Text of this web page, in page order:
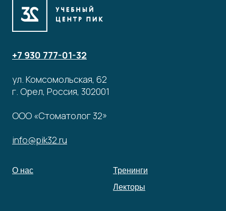
+7 930 777-01-32
ул. Комсомольская, 62
г. Орел, Россия, 302001
ООО «Стоматолог 32»
info@pik32.ru
О нас
Тренинги
Лекторы